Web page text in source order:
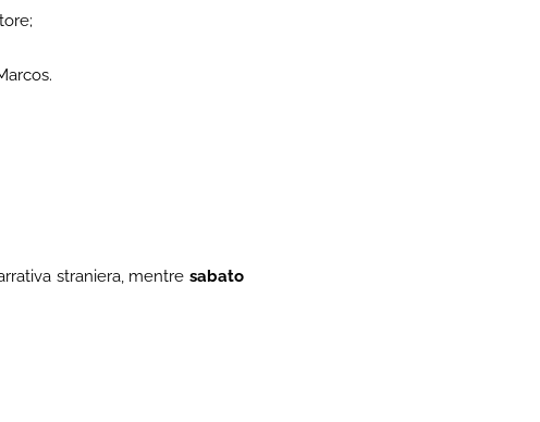
straniera, mentre sabato